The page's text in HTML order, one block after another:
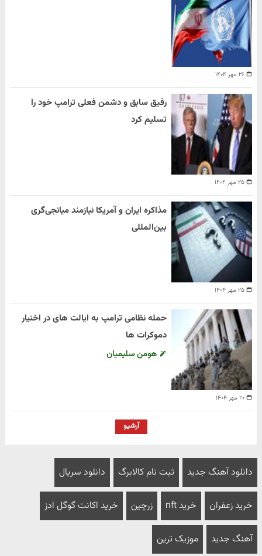
۲۶ مهر ۱۴۰۴
۲۵ مهر ۱۴۰۴
رفیق سابق و دشمن فعلی ترامپ خود را
تسلیم کرد
۲۵ مهر ۱۴۰۴
مذاکره ایران و آمریکا نیازمند میانجی‌گری
بین‌المللی
۲۰ مهر ۱۴۰۴
حمله نظامی ترامپ به ایالت های در اختیار
دموکرات ها
هومن سلیمیان
آرشیو
دانلود آهنگ جدید ثبت نام کالابرگ دانلود سریال
خرید زعفران خرید nft زرچین خرید اکانت گوگل ادز
آهنگ جدید موزیک ترین